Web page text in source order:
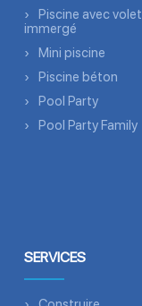
Piscine avec volet
immergé
Mini piscine
Piscine béton
Pool Party
Pool Party Family
SERVICES